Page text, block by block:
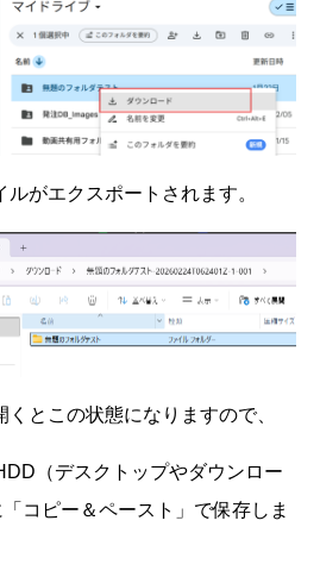
がエクスポートされます。
とこの状態になりますので、
（デスクトップやダウンロー
「コピー＆ペースト」で保存しま